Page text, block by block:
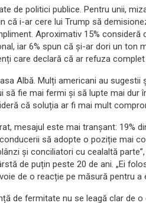
de politici publice. Pentru unii,
că i-ar cere lui Trump să
Aproximativ 15%
iar 6% spun că și-ar dori un ton
care declară că ar refuza
Albă. Mulți americani au
să fie mai fermi și să lupte mai dur
că soluția ar fi mai mult
mesajul este mai tranșant: 19%
să adopte o poziție mai
și conciliatori cu cealaltă
de puțin peste 20 de ani. „Ei
de o reacție pe măsură pentru a
de fermitate nu se leagă clar de o